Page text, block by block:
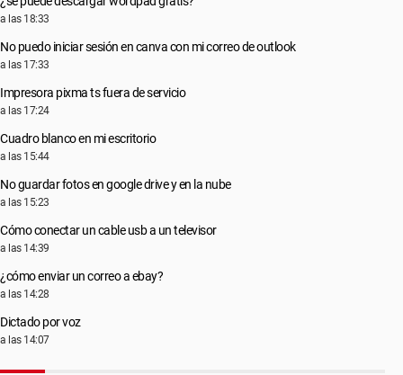
a las 18:33
No puedo iniciar sesión en canva con mi correo de outlook
a las 17:33
Impresora pixma ts fuera de servicio
a las 17:24
Cuadro blanco en mi escritorio
a las 15:44
No guardar fotos en google drive y en la nube
a las 15:23
Cómo conectar un cable usb a un televisor
a las 14:39
¿cómo enviar un correo a ebay?
a las 14:28
Dictado por voz
a las 14:07